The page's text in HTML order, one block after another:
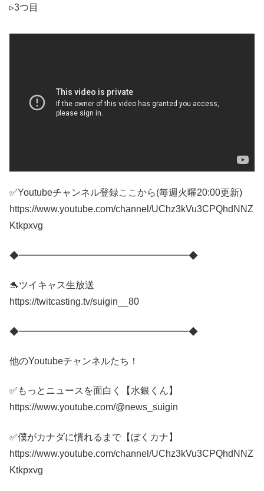
▹3つ目
✅Youtubeチャンネル登録ここから(毎週火曜20:00更新)
https://www.youtube.com/channel/UChz3kVu3CPQhdNNZ
Ktkpxvg
◆━━━━━━━━━━━━━━━━━━◆
🐬ツイキャス生放送
https://twitcasting.tv/suigin__80
◆━━━━━━━━━━━━━━━━━━◆
他のYoutubeチャンネルたち！
✅もっとニュースを面白く【水銀くん】
https://www.youtube.com/@news_suigin
✅僕がカナダに慣れるまで【ぼくカナ】
https://www.youtube.com/channel/UChz3kVu3CPQhdNNZ
Ktkpxvg